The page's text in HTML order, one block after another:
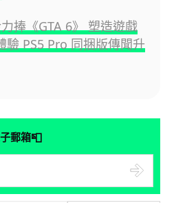
捧《GTA 6》 塑造遊戲
驗 PS5 Pro 同捆版傳聞升
郵箱📮